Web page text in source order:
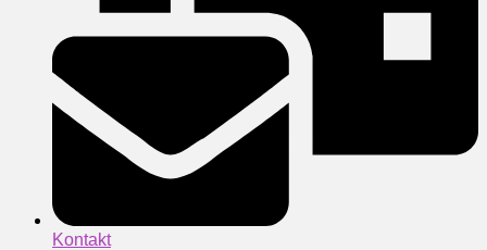
Kontakt